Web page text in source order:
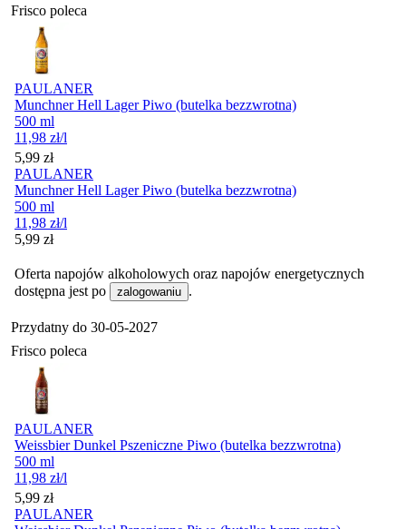
Frisco poleca
PAULANER
Munchner Hell Lager Piwo (butelka bezzwrotna)
500 ml
11,98 zł/l
Cena
5,99 zł
PAULANER
Munchner Hell Lager Piwo (butelka bezzwrotna)
500 ml
11,98 zł/l
Cena
5,99 zł
Oferta napojów alkoholowych oraz napojów energetycznych
dostępna jest po
zalogowaniu .
Przydatny do 30-05-2027
Frisco poleca
PAULANER
Weissbier Dunkel Pszeniczne Piwo (butelka bezzwrotna)
500 ml
11,98 zł/l
Cena
5,99 zł
PAULANER